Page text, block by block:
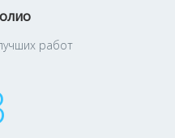
работ